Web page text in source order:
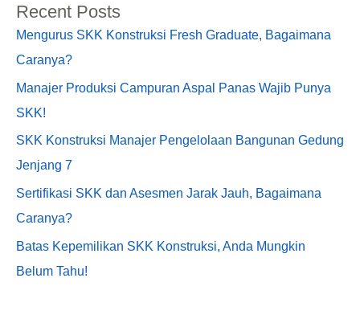
Recent Posts
Mengurus SKK Konstruksi Fresh Graduate, Bagaimana
Caranya?
Manajer Produksi Campuran Aspal Panas Wajib Punya
SKK!
SKK Konstruksi Manajer Pengelolaan Bangunan Gedung
Jenjang 7
Sertifikasi SKK dan Asesmen Jarak Jauh, Bagaimana
Caranya?
Batas Kepemilikan SKK Konstruksi, Anda Mungkin
Belum Tahu!